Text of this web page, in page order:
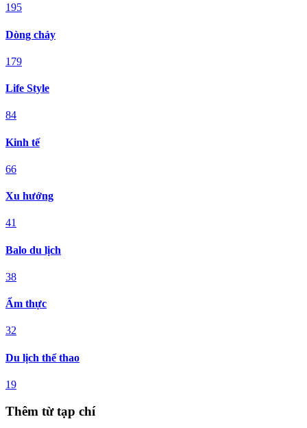
195
Dòng chảy
179
Life Style
84
Kinh tế
66
Xu hướng
41
Balo du lịch
38
Ẩm thực
32
Du lịch thể thao
19
Thêm từ tạp chí